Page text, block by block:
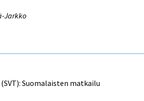
Jarkko
Suomalaisten matkailu